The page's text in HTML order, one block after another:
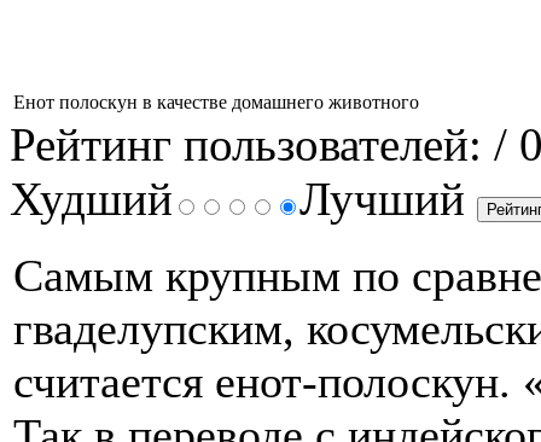
Енот полоскун в качестве домашнего животного
Рейтинг пользователей: /
Худший
Лучший
Самым крупным по
гваделупским,
считается енот-